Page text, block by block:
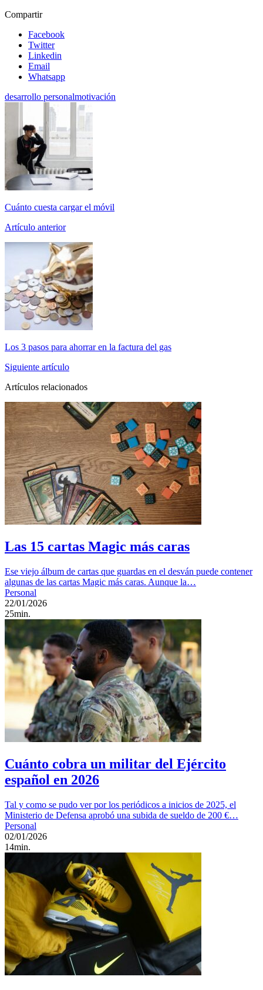
Compartir
Facebook
Twitter
Linkedin
Email
Whatsapp
desarrollo personalmotivación
Cuánto cuesta cargar el móvil
Artículo anterior
Los 3 pasos para ahorrar en la factura del gas
Siguiente artículo
Artículos relacionados
Las 15 cartas Magic más caras
Ese viejo álbum de cartas que guardas en el desván puede contener
algunas de las cartas Magic más caras. Aunque la…
Personal
22/01/2026
25min.
Cuánto cobra un militar del Ejército
español en 2026
Tal y como se pudo ver por los periódicos a inicios de 2025, el
Ministerio de Defensa aprobó una subida de sueldo de 200 €…
Personal
02/01/2026
14min.